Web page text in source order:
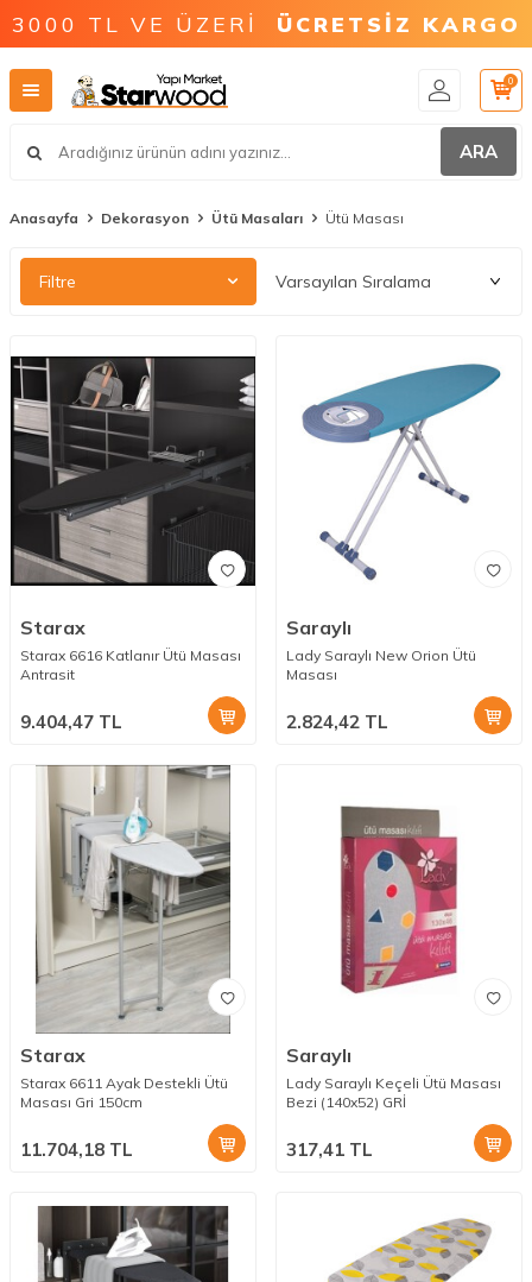
3000 TL VE ÜZERİ ÜCRETSİZ KARGO
ARA
0
Anasayfa Dekorasyon Ütü Masaları Ütü Masası
Filtre
Starax
Starax 6616 Katlanır Ütü Masası
Antrasit
9.404,47 TL
Saraylı
Lady Saraylı New Orion Ütü
Masası
2.824,42 TL
Starax
Starax 6611 Ayak Destekli Ütü
Masası Gri 150cm
11.704,18 TL
Saraylı
Lady Saraylı Keçeli Ütü Masası
Bezi (140x52) GRİ
317,41 TL